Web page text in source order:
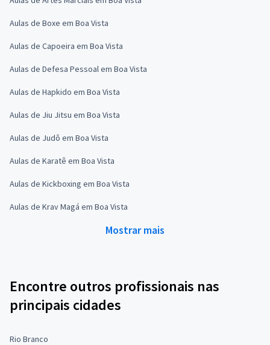
Aulas de Boxe em Boa Vista
Aulas de Capoeira em Boa Vista
Aulas de Defesa Pessoal em Boa Vista
Aulas de Hapkido em Boa Vista
Aulas de Jiu Jitsu em Boa Vista
Aulas de Judô em Boa Vista
Aulas de Karatê em Boa Vista
Aulas de Kickboxing em Boa Vista
Aulas de Krav Magá em Boa Vista
Mostrar mais
Encontre outros profissionais nas
principais cidades
Rio Branco